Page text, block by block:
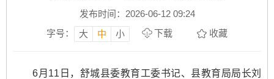
发布时间：2026-06-12 09:24
字号：
大 中 小 下载 收藏
6月11日，舒城县委教育工委书记、县教育局局长刘